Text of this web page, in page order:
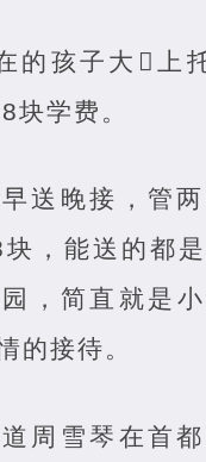
的孩子大‌上
块学费。
送晚接，管
，能送的都
，简直就是
的接待。
周雪琴在首